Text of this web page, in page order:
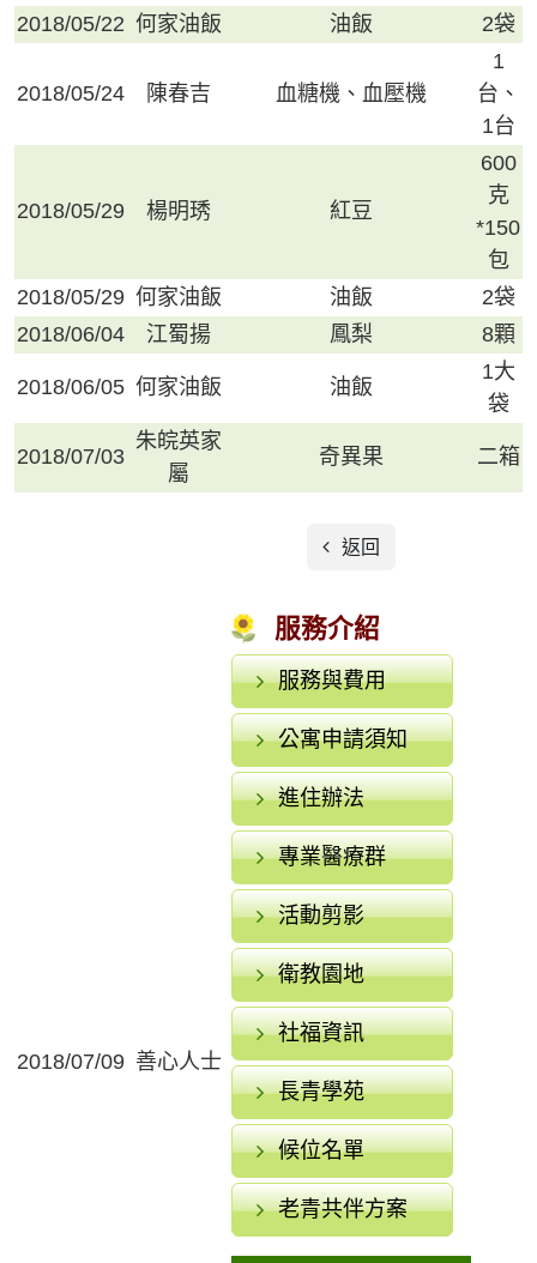
2018/05/22 何家油飯 油飯 2袋
2018/05/24 陳春吉 血糖機、血壓機
1
台、
1台
2018/05/29 楊明琇 紅豆
600
克
*150
包
2018/05/29 何家油飯 油飯
2袋
2018/06/04
江蜀揚 鳳梨 8顆
2018/06/05 何家油飯 油飯
1大
袋
2018/07/03
朱皖英家
屬
奇異果 二箱
2018/07/09 善心人士
返回
服務介紹
服務與費用
公寓申請須知
進住辦法
專業醫療群
活動剪影
衛教園地
社福資訊
長青學苑
候位名單
老青共伴方案